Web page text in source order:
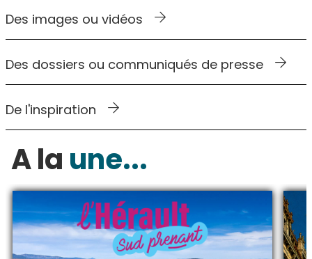
Des images ou vidéos
Des dossiers ou communiqués de presse
De l'inspiration
A la une...